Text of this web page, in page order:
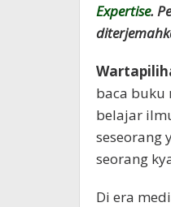
Expertise.
baca buku
belajar
seseorang
seorang
Di era